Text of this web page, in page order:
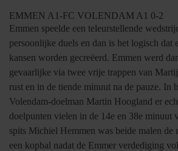
EMMEN A1-FC VOLENDAM A1 0-2
Emmen speelde een teleurstellende
persoonlijke duels en dan is het logisch dat
kansen worden gecreëerd. Emmen werd
gevaarlijke via twee vrije trappen van
rust en in de tiende minuut na de pauze. In
Volendam-doelman Martin Hoogland er
doelpunten vielen in de 14e en 38e minuut
spits Michiel Hemmen was beide malen de
een kopbal nadat de Emmer verdediging